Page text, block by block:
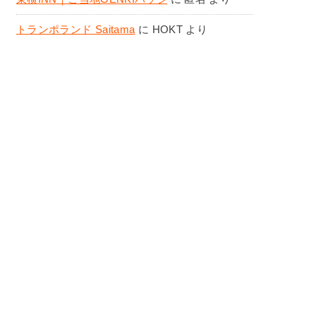
トランポランド Saitama に HOKT より